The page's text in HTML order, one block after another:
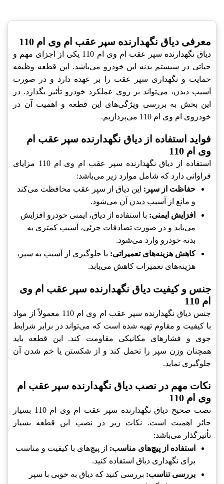
معرفی دیاق نگهدارنده سپر عقب ام وی ام 110
دیاق نگهدارنده سپر عقب ام وی ام 110 یکی از اجزای مهم و
حیاتی در سیستم بدنه این خودرو می‌باشد. این قطعه وظیفه
حمایت و نگهداری سپر عقب را بر عهده دارد و در صورت
آسیب دیدن، می‌تواند بر روی عملکرد خودرو تأثیر بگذارد. در
این بخش به بررسی ویژگی‌های این قطعه و اهمیت آن در
خودروی ام وی ام 110 می‌پردازیم.
فواید استفاده از دیاق نگهدارنده سپر عقب ام
وی ام 110
استفاده از دیاق نگهدارنده سپر عقب ام وی ام 110 مزایای
فراوانی دارد که شامل موارد زیر می‌باشد:
حفاظت از سپر: این دیاق از سپر عقب محافظت می‌کند
و مانع از آسیب دیدن آن می‌شود.
افزایش ایمنی: با استفاده از دیاق، ایمنی خودرو افزایش
می‌یابد و در صورت تصادفات جزئی، آسیب کمتری به
بدنه خودرو وارد می‌شود.
کاهش هزینه‌های تعمیراتی: با جلوگیری از آسیب به سپر،
هزینه‌های تعمیرات کاهش می‌یابد.
جنس و کیفیت دیاق نگهدارنده سپر عقب ام وی
ام 110
جنس دیاق نگهدارنده سپر عقب ام وی ام 110 معمولاً از مواد
با کیفیت و مقاوم تهیه شده است که می‌تواند در برابر شرایط
جوی و فشارهای مکانیکی مقاومت کند. این قطعه باید
همچنان وزن سپر را تحمل کند و از شکستن یا خم شدن آن
جلوگیری نماید.
نکات مهم در نصب دیاق نگهدارنده سپر عقب ام
وی ام 110
نصب صحیح دیاق نگهدارنده سپر عقب ام وی ام 110 بسیار
حائز اهمیت است. نکات زیر در نصب این قطعه بسیار
تأثیرگذار می‌باشد:
استفاده از پیچ‌های مناسب: از پیچ‌های با کیفیت و مناسب
برای نگهداری دیاق استفاده کنید.
بررسی تناسب: بررسی کنید که دیاق به خوبی با سپر